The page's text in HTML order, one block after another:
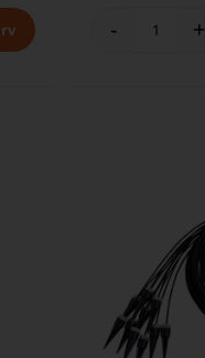
- +